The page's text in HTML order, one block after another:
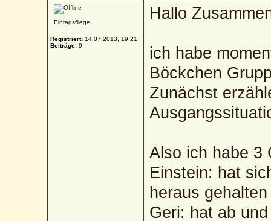
Eintagsfliege
Registriert: 14.07.2013, 19:21
Beiträge: 9
Hallo
ich habe
Böckchen
Zunächst
Also ich habe 3
Einstein: hat
heraus gehalten
Geri: hat ab